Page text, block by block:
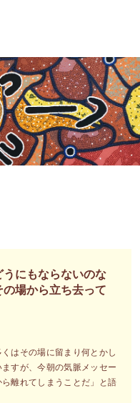
にもならないのな
場から立ち去って
はその場に留まり何とかし
すが、今朝の気脈メッセー
離れてしまうことだ」と語